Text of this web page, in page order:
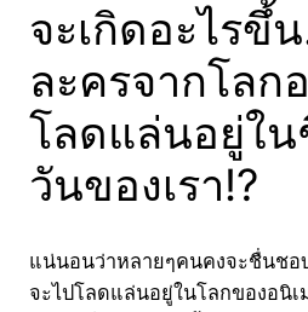
จะเกิดอะไรขึ้
ละครจากโลก
โลดแล่นอยู่ใน
วันของเรา!?
แน่นอนว่าหลายๆคนคงจะชื่นช
จะไปโลดแล่นอยู่ในโลกของอนิเ